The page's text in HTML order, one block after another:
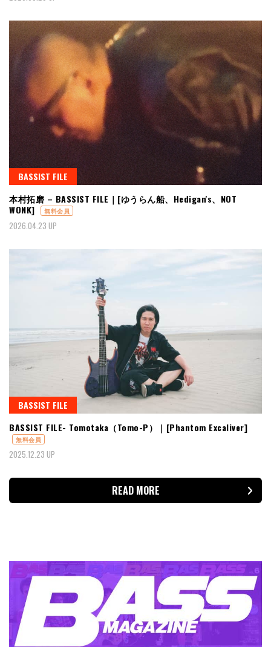
BASSIST FILE
本村拓磨 – BASSIST FILE｜[ゆうらん船、Hedigan's、NOT
WONK]
無料会員
2026.04.23 UP
BASSIST FILE
BASSIST FILE- Tomotaka（Tomo-P）｜[Phantom Excaliver]
無料会員
2025.12.23 UP
READ MORE